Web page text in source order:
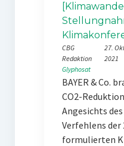
CBG
Redaktion
27.
2021
Glyphosat
BAYER & Co.
CO2-
Angesichts
Verfehlens der
formulierten